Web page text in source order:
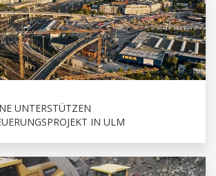
UNTERSTÜTZEN
IN ULM